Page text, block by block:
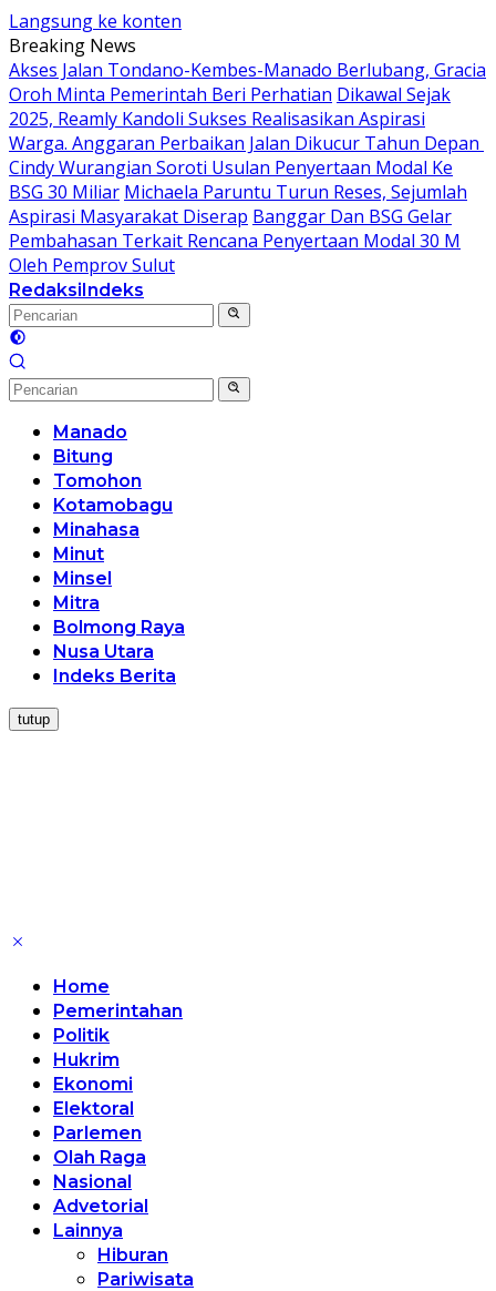
Langsung ke konten
Breaking News
Akses Jalan Tondano-Kembes-Manado Berlubang, Gracia
Oroh Minta Pemerintah Beri Perhatian Dikawal Sejak
2025, Reamly Kandoli Sukses Realisasikan Aspirasi
Warga. Anggaran Perbaikan Jalan Dikucur Tahun Depan
Cindy Wurangian Soroti Usulan Penyertaan Modal Ke
BSG 30 Miliar Michaela Paruntu Turun Reses, Sejumlah
Aspirasi Masyarakat Diserap Banggar Dan BSG Gelar
Pembahasan Terkait Rencana Penyertaan Modal 30 M
Oleh Pemprov Sulut
RedaksiIndeks
Manado
Bitung
Tomohon
Kotamobagu
Minahasa
Minut
Minsel
Mitra
Bolmong Raya
Nusa Utara
Indeks Berita
tutup
Home
Pemerintahan
Politik
Hukrim
Ekonomi
Elektoral
Parlemen
Olah Raga
Nasional
Advetorial
Lainnya
Hiburan
Pariwisata